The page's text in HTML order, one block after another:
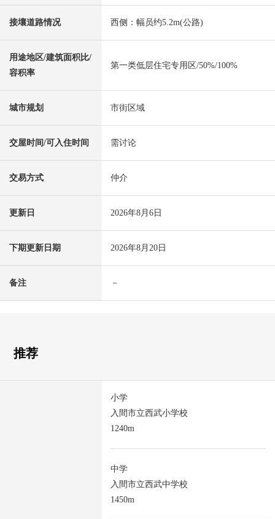
接壤道路情况 西侧：幅员约5.2m(公路)
用途地区/建筑面积比/
容积率
第一类低层住宅专用区/50%/100%
城市规划 市街区域
交屋时间/可入住时间 需讨论
交易方式 仲介
更新日 2026年8月6日
下期更新日期 2026年8月20日
备注 －
推荐
小学
入間市立西武小学校
1240m
中学
入間市立西武中学校
1450m